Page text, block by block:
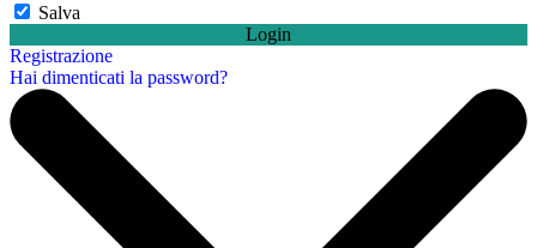
Salva
Login
Registrazione
Hai dimenticati la password?